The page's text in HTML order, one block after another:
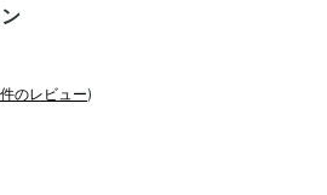
レビュー)